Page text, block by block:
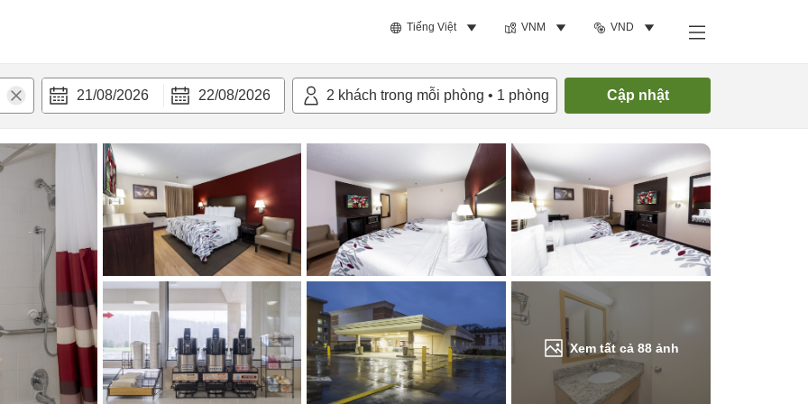
Tiếng Việt VNM VND
21/08/2026 22/08/2026 2 khách trong mỗi phòng • 1 phòng Cập nhật
Xem tất cả88 ảnh
nghi Tìm phòng trống